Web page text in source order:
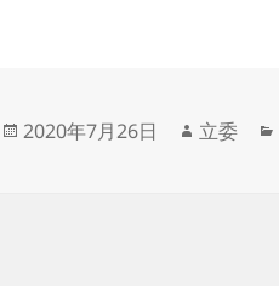
发
2020年7月26日
作
立委